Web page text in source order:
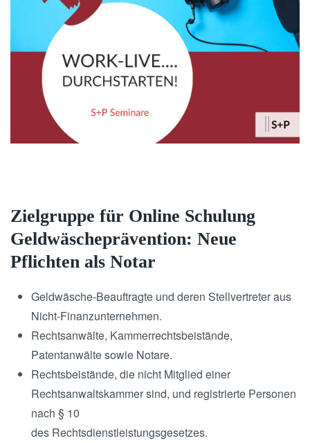
Zielgruppe für Online Schulung
Geldwäscheprävention: Neue
Pflichten als Notar
Geldwäsche-Beauftragte und deren Stellvertreter aus
Nicht-Finanzunternehmen.
Rechtsanwälte, Kammerrechtsbeistände,
Patentanwälte sowie Notare.
Rechtsbeistände, die nicht Mitglied einer
Rechtsanwaltskammer sind, und registrierte Personen
nach § 10
des Rechtsdienstleistungsgesetzes.